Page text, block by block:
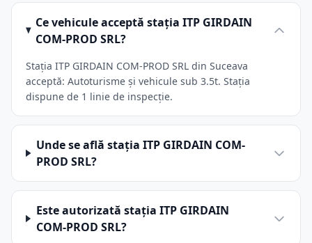
Ce vehicule acceptă stația ITP GIRDAIN
COM-PROD SRL?
Stația ITP GIRDAIN COM-PROD SRL din Suceava
acceptă: Autoturisme și vehicule sub 3.5t. Stația
dispune de 1 linie de inspecție.
Unde se află stația ITP GIRDAIN COM-
PROD SRL?
Este autorizată stația ITP GIRDAIN
COM-PROD SRL?